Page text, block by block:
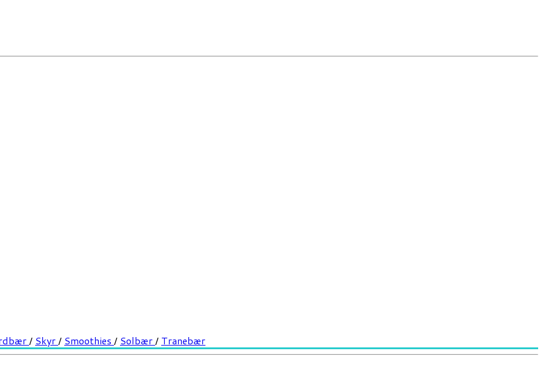
/ Skyr/ Smoothies / Solbær/ Tranebær